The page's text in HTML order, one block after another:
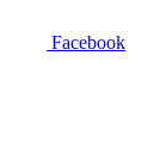
Facebook